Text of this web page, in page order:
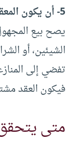
5- أن يكون المعقود عليه معلومًا قدره وصفته:
يصح بيع
الشيئين، أو
تفضي إلى
فيكون العقد
متى يتحقق